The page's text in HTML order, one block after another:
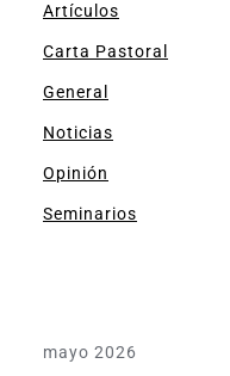
Artículos
Carta Pastoral
General
Noticias
Opinión
Seminarios
mayo 2026